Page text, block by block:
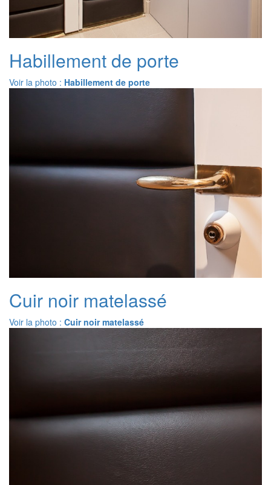
Habillement de porte
Voir la photo : Habillement de porte
Cuir noir matelassé
Voir la photo : Cuir noir matelassé